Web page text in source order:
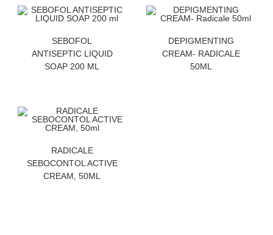
SEBOFOL
ANTISEPTIC LIQUID
SOAP 200 ML
DEPIGMENTING
CREAM- RADICALE
50ML
RADICALE
SEBOCONTOL ACTIVE
CREAM, 50ML